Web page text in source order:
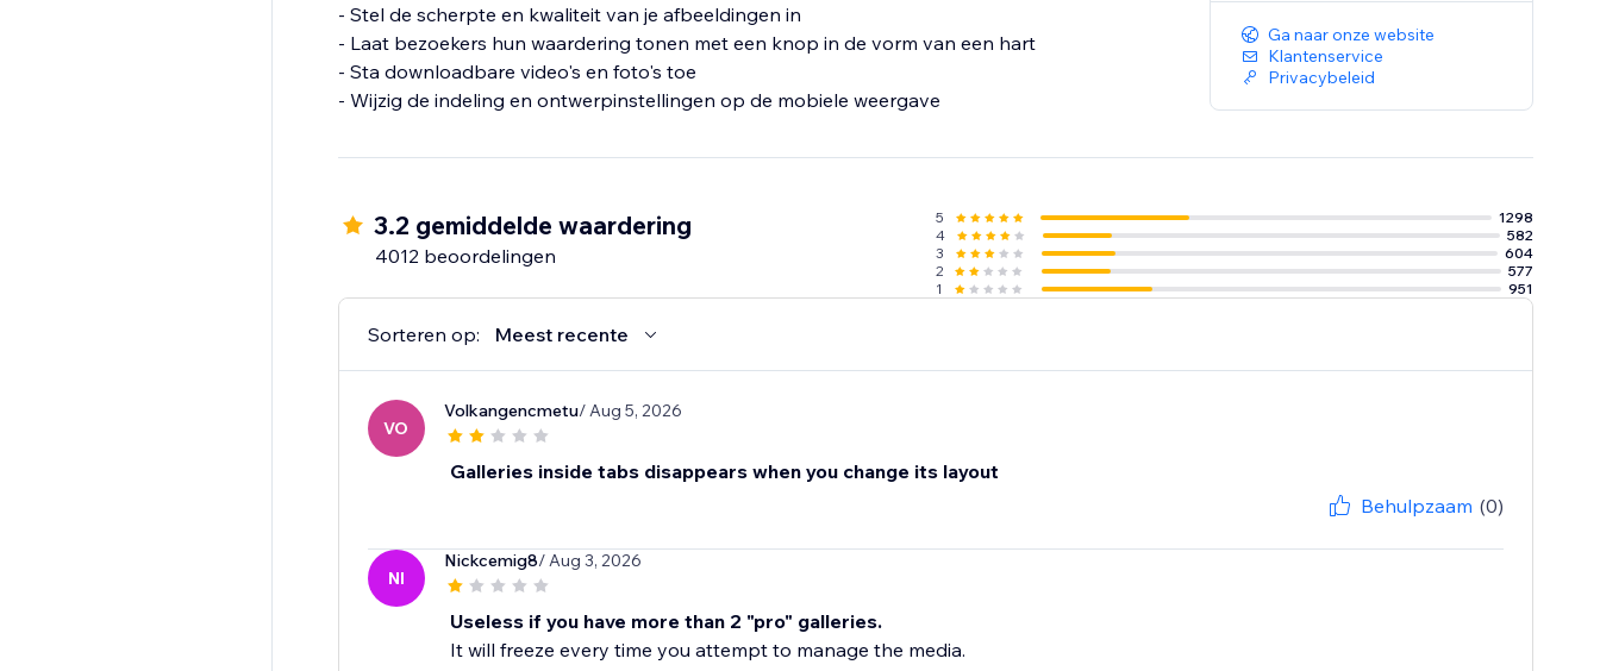
- Stel de scherpte en kwaliteit van je afbeeldingen in
- Laat bezoekers hun waardering tonen met een knop in de vorm van een hart
- Sta downloadbare video's en foto's toe
Ga naar onze website
Klantenservice
Privacybeleid
3.2 gemiddelde waardering
4012 beoordelingen
5
1298
4
582
3
604
2
577
1
951
Sorteren op: Meest recente
VO
Volkangencmetu/ Aug 5, 2026
Galleries inside tabs disappears when you change its layout
Behulpzaam (0)
NI
Nickcemig8/ Aug 3, 2026
Useless if you have more than 2 "pro" galleries.
It will freeze every time you attempt to manage the media.